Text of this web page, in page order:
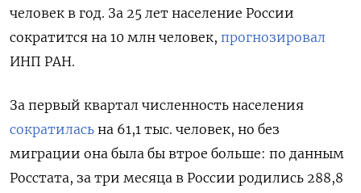
человек в год. За 25 лет население России
сократится на 10 млн человек, прогнозировал
ИНП РАН.
За первый квартал численность населения
сократилась на 61,1 тыс. человек, но без
миграции она была бы втрое больше: по данным
Росстата, за три месяца в России родились 288,8